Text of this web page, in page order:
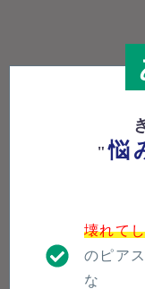
"悩
壊れて
のピア
な